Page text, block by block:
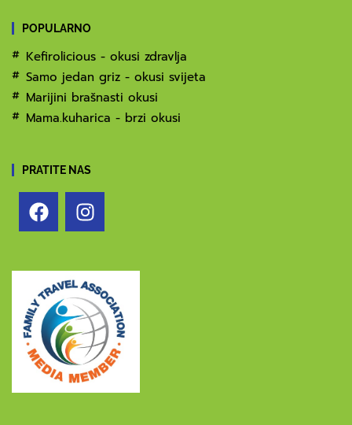
POPULARNO
Kefirolicious - okusi zdravlja
Samo jedan griz - okusi svijeta
Marijini brašnasti okusi
Mama.kuharica - brzi okusi
PRATITE NAS